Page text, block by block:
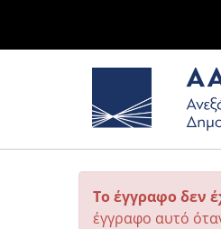
Το έγγραφο δεν
έγγραφο αυτό